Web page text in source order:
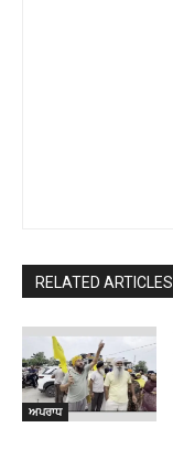
RELATED ARTICLES
ਅਪਰਾਧ